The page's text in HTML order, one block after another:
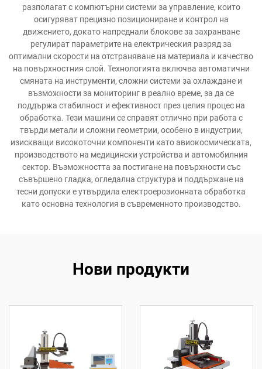
разполагат с компютърни системи за управление, които
осигуряват прецизно позициониране и контрол на
движението, докато напреднали блокове за захранване
регулират параметрите на електрическия разряд за
оптимални скорости на отстраняване на материала и качество
на повърхностния слой. Технологията включва автоматични
смяната на инструменти, сложни системи за охлаждане и
възможности за мониторинг в реално време, за да се
поддържа стабилност и ефективност през целия процес на
обработка. Тези машини се справят отлично при работа с
твърди метали и сложни геометрии, особено в индустрии,
изискващи високоточни компоненти като авиокосмическата,
производството на медицински устройства и автомобилния
сектор. Възможността за постигане на повърхности със
съвършено гладка, огледална структура и поддържане на
тесни допуски е утвърдила електроерозионната обработка
като основна технология в съвременното производство.
Нови продукти